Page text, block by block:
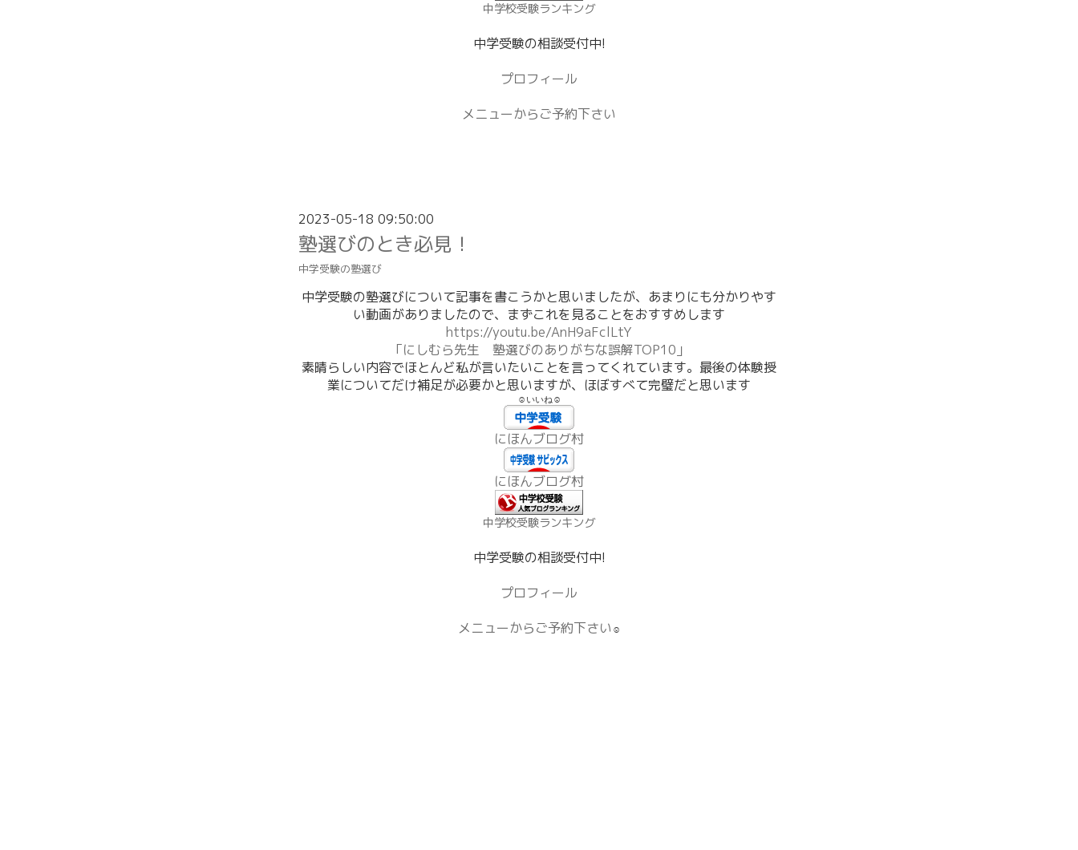
中学校受験ランキング
中学受験の相談受付中!
プロフィール
メニューからご予約下さい
2023-05-18 09:50:00
塾選びのとき必見！
中学受験の塾選び
中学受験の塾選びについて記事を書こうかと思いましたが、あまりにも分かりやす
い動画がありましたので、まずこれを見ることをおすすめします
https://youtu.be/AnH9aFclLtY
「にしむら先生 塾選びのありがちな誤解TOP10」
素晴らしい内容でほとんど私が言いたいことを言ってくれています。最後の体験授
業についてだけ補足が必要かと思いますが、ほぼすべて完璧だと思います
☺いいね☺
にほんブログ村
にほんブログ村
中学校受験ランキング
中学受験の相談受付中!
プロフィール
メニューからご予約下さい ☺